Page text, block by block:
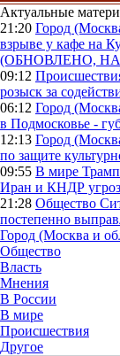
Актуальные
21:20 Город
взрыве у кафе на
(ОБНОВЛЕНО,
09:12
розыск за
06:12 Город
в Подмосковье -
12:13 Город
по защите
09:55 В мире
Иран и КНДР
21:28 Общество
постепенно
Город (Москва и
Общество
Власть
Мнения
В России
В мире
Происшествия
Другое